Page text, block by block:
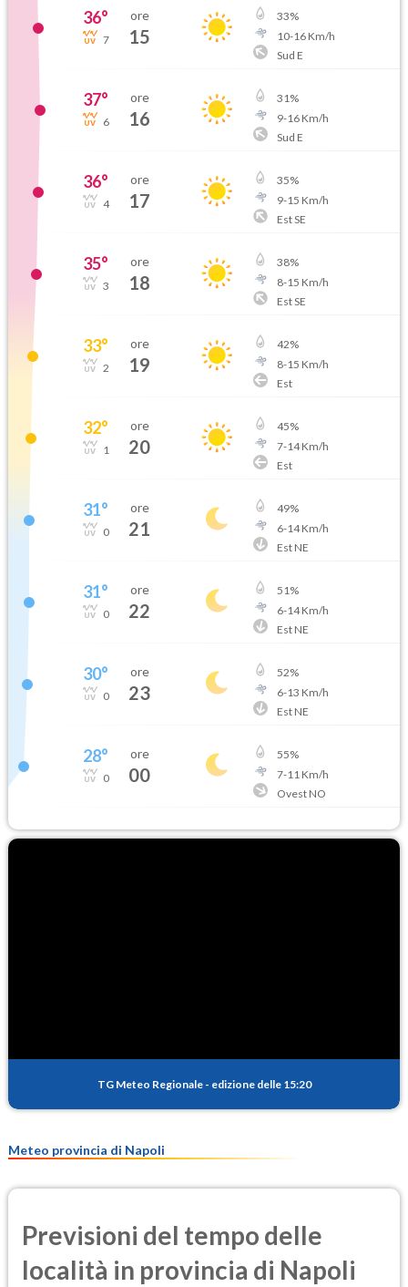
36°
7
ore
15
33%
10-16Km/h
Sud E
37°
6
ore
16
31%
9-16Km/h
Sud E
36°
4
ore
17
35%
9-15 Km/h
Est SE
35°
3
ore
18
38%
8-15 Km/h
Est SE
33°
2
ore
19
42%
8-15 Km/h
Est
32°
1
ore
20
45%
7-14Km/h
Est
31°
0
ore
21
49%
6-14Km/h
Est NE
31°
0
ore
22
51%
6-14Km/h
Est NE
30°
0
ore
23
52%
6-13 Km/h
Est NE
28°
0
ore
00
55%
7-11 Km/h
Ovest NO
TG Meteo Regionale - edizione delle 15:20
Meteo provincia di Napoli
Previsioni del tempo delle
località in provincia di Napoli